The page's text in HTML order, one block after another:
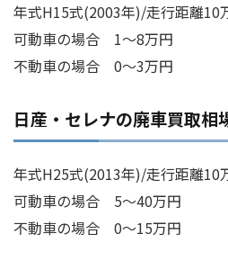
年式H15式(2003年)/走行距離10
可動車の場合 1～8万円
不動車の場合 0～3万円
日産・セレナの廃車買取相
年式H25式(2013年)/走行距離10
可動車の場合 5～40万円
不動車の場合 0～15万円